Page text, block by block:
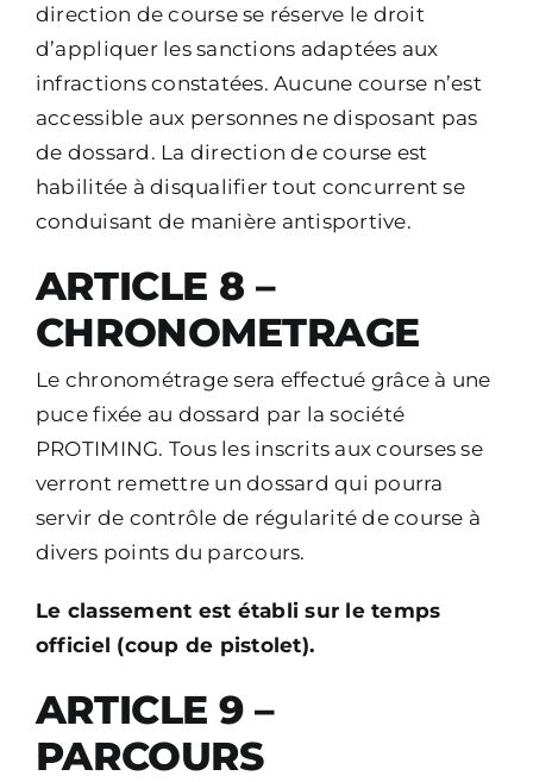
direction de course se réserve le droit
d’appliquer les sanctions adaptées aux
infractions constatées.Aucune course n’est
accessible aux personnes ne disposant pas
de dossard. La direction de course est
habilitée à disqualifier tout concurrent se
conduisant de manière antisportive.
ARTICLE 8 –
CHRONOMETRAGE
Le chronométrage sera effectué grâce à une
puce fixée au dossard par la société
PROTIMING. Tous les inscrits aux courses se
verront remettre un dossard qui pourra
servir de contrôle de régularité de course à
divers points du parcours.
Le classement est établi sur le temps
officiel (coup de pistolet).
ARTICLE 9 –
PARCOURS